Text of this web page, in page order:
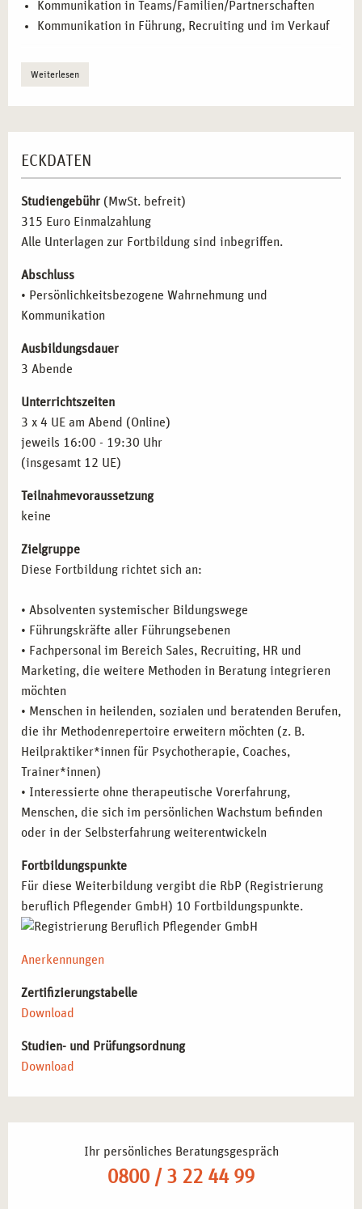
Kommunikation in Teams/Familien/Partnerschaften
Kommunikation in Führung, Recruiting und im Verkauf
Weiterlesen
ECKDATEN
Studiengebühr (MwSt. befreit)
315 Euro Einmalzahlung
Alle Unterlagen zur Fortbildung sind inbegriffen.
Abschluss
• Persönlichkeitsbezogene Wahrnehmung und
Kommunikation
Ausbildungsdauer
3 Abende
Unterrichtszeiten
3 x 4 UE am Abend (Online)
jeweils 16:00 - 19:30 Uhr
(insgesamt 12 UE)
Teilnahmevoraussetzung
keine
Zielgruppe
Diese Fortbildung richtet sich an:
• Absolventen systemischer Bildungswege
• Führungskräfte aller Führungsebenen
• Fachpersonal im Bereich Sales, Recruiting, HR und
Marketing, die weitere Methoden in Beratung integrieren
möchten
• Menschen in heilenden, sozialen und beratenden Berufen,
die ihr Methodenrepertoire erweitern möchten (z. B.
Heilpraktiker*innen für Psychotherapie, Coaches,
Trainer*innen)
• Interessierte ohne therapeutische Vorerfahrung,
Menschen, die sich im persönlichen Wachstum befinden
oder in der Selbsterfahrung weiterentwickeln
Fortbildungspunkte
Für diese Weiterbildung vergibt die RbP (Registrierung
beruflich Pflegender GmbH) 10 Fortbildungspunkte.
Anerkennungen
Zertifizierungstabelle
Download
Studien- und Prüfungsordnung
Download
Ihr persönliches Beratungsgespräch
0800 / 3 22 44 99